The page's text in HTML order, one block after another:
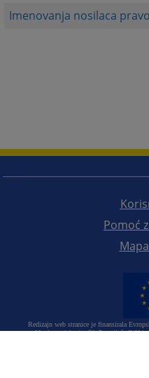
Imenovanja nosilaca
Pomoć
Redizajn web stranice je finansirala
Visoko sudsko i tužilačko vijeće BiH i